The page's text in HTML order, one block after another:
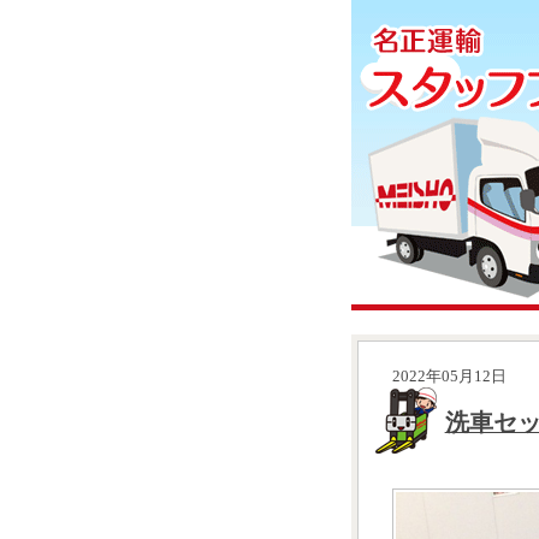
2022年05月12日
洗車セ